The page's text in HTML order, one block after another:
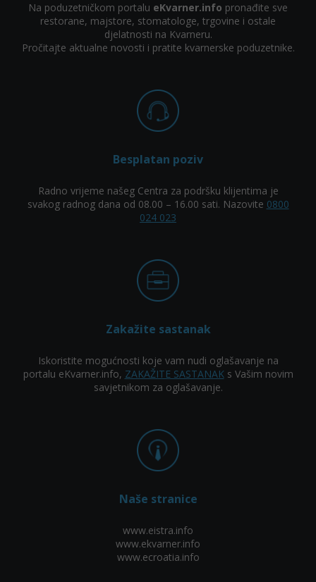
Na poduzetničkom portalu eKvarner.info pronađite sve
restorane, majstore, stomatologe, trgovine i ostale
djelatnosti na Kvarneru.
Pročitajte aktualne novosti i pratite kvarnerske poduzetnike.
Besplatan poziv
Radno vrijeme našeg Centra za podršku klijentima je
svakog radnog dana od 08.00 – 16.00 sati. Nazovite 0800
024 023
Zakažite sastanak
Iskoristite mogućnosti koje vam nudi oglašavanje na
portalu eKvarner.info, ZAKAŽITE SASTANAKs Vašim novim
savjetnikom za oglašavanje.
Naše stranice
www.eistra.info
www.ekvarner.info
www.ecroatia.info